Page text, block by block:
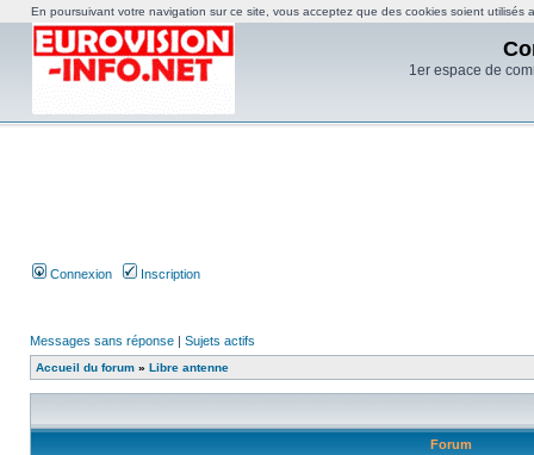
1er espace de
Connexion Inscription
Messages sans réponse | Sujets actifs
Accueil du forum » Libre antenne
Forum
En poursuivant votre navigation sur ce site, vous acceptez que des cookies soient